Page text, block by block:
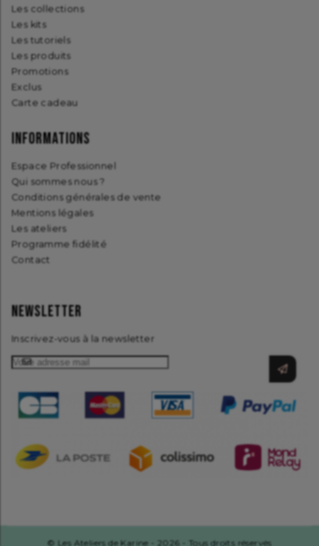
les collections
les kits
les tutoriels
les produits
promotions
exclus
carte cadeau
INFORMATIONS
Espace Professionnel
Qui sommes nous ?
Conditions générales de vente
Mentions légales
Les ateliers
Programme fidélité
Contact
NEWSLETTER
Inscrivez-vous à la newsletter
© Les Ateliers de Karine - 2026 - Tous droits réservés